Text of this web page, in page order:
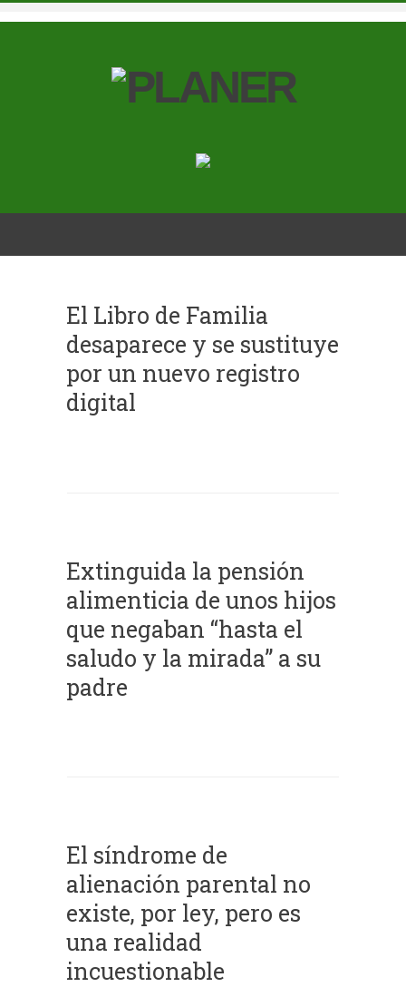
El Libro de Familia
desaparece y se sustituye
por un nuevo registro
digital
Extinguida la pensión
alimenticia de unos hijos
que negaban “hasta el
saludo y la mirada” a su
padre
El síndrome de
alienación parental no
existe, por ley, pero es
una realidad
incuestionable